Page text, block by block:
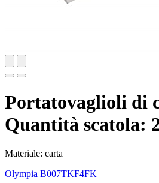
Portatovaglioli di
Quantità scatola:
Materiale: carta
Olympia B007TKF4FK